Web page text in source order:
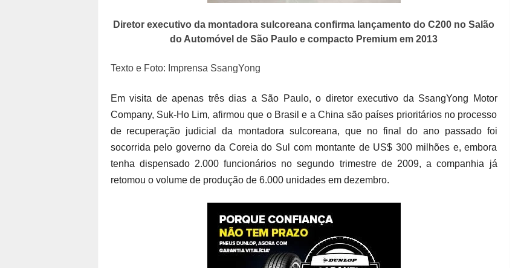
Diretor executivo da montadora sulcoreana confirma lançamento do C200 no Salão
do Automóvel de São Paulo e compacto Premium em 2013
Texto e Foto: Imprensa SsangYong
Em visita de apenas três dias a São Paulo, o diretor executivo da SsangYong Motor
Company, Suk-Ho Lim, afirmou que o Brasil e a China são países prioritários no processo
de recuperação judicial da montadora sulcoreana, que no final do ano passado foi
socorrida pelo governo da Coreia do Sul com montante de US$ 300 milhões e, embora
tenha dispensado 2.000 funcionários no segundo trimestre de 2009, a companhia já
retomou o volume de produção de 6.000 unidades em dezembro.